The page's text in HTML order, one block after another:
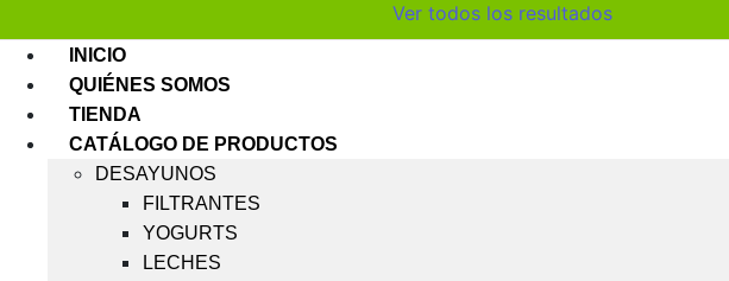
Ver todos los resultados
INICIO
QUIÉNES SOMOS
TIENDA
CATÁLOGO DE PRODUCTOS
DESAYUNOS
FILTRANTES
YOGURTS
LECHES